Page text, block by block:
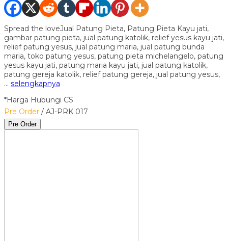
Spread the loveJual Patung Pieta, Patung Pieta Kayu jati,
gambar patung pieta, jual patung katolik, relief yesus kayu jati,
relief patung yesus, jual patung maria, jual patung bunda
maria, toko patung yesus, patung pieta michelangelo, patung
yesus kayu jati, patung maria kayu jati, jual patung katolik,
patung gereja katolik, relief patung gereja, jual patung yesus,
… selengkapnya
*Harga Hubungi CS
Pre Order / AJ-PRK 017
Pre Order